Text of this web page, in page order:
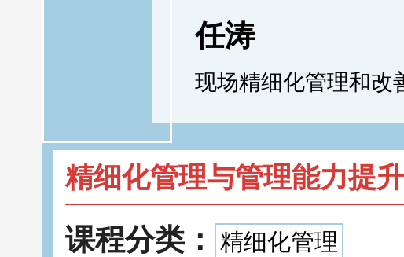
任涛
现场精细化管理和改
精细化管理与管理能力提升
课程分类： 精细化管理